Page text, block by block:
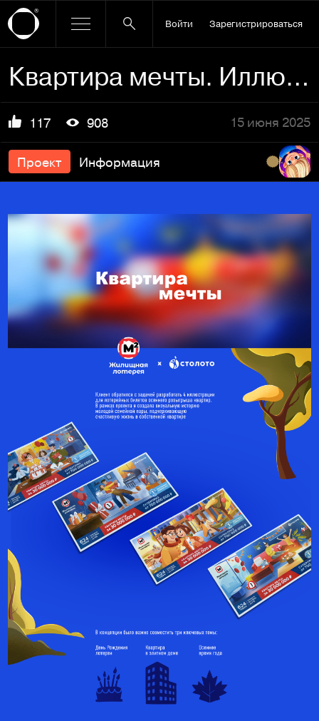
Войти Зарегистрироваться
Квартира мечты. Иллюстрации для Жилищной лотереи Столото
117 908 15 июня 2025
Проект Информация